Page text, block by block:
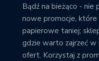
Bądź na bieżąco - nie
nowe promocje, które
papierowe taniej;
gdzie warto zajrzeć w
ofert. Korzystaj z